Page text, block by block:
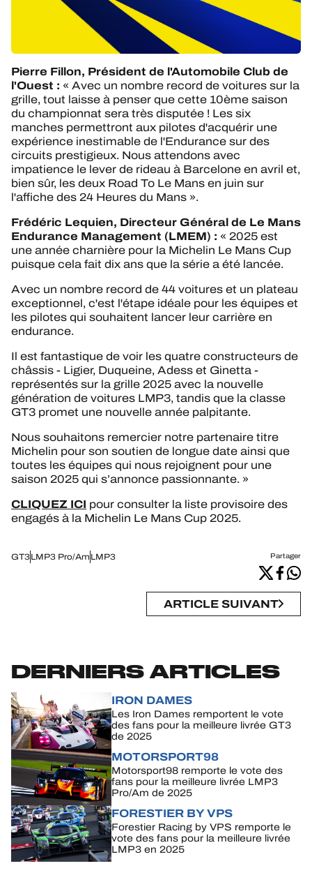
Pierre Fillon, Président de l'Automobile Club de
l'Ouest : « Avec un nombre record de voitures sur la
grille, tout laisse à penser que cette 10ème saison
du championnat sera très disputée ! Les six
manches permettront aux pilotes d'acquérir une
expérience inestimable de l'Endurance sur des
circuits prestigieux. Nous attendons avec
impatience le lever de rideau à Barcelone en avril et,
bien sûr, les deux Road To Le Mans en juin sur
l'affiche des 24 Heures du Mans ».
Frédéric Lequien, Directeur Général de Le Mans
Endurance Management (LMEM) : « 2025 est
une année charnière pour la Michelin Le Mans Cup
puisque cela fait dix ans que la série a été lancée.
Avec un nombre record de 44 voitures et un plateau
exceptionnel, c'est l'étape idéale pour les équipes et
les pilotes qui souhaitent lancer leur carrière en
endurance.
Il est fantastique de voir les quatre constructeurs de
châssis - Ligier, Duqueine, Adess et Ginetta -
représentés sur la grille 2025 avec la nouvelle
génération de voitures LMP3, tandis que la classe
GT3 promet une nouvelle année palpitante.
Nous souhaitons remercier notre partenaire titre
Michelin pour son soutien de longue date ainsi que
toutes les équipes qui nous rejoignent pour une
saison 2025 qui s’annonce passionnante. »
CLIQUEZ ICI pour consulter la liste provisoire des
engagés à la Michelin Le Mans Cup 2025.
GT3LMP3 Pro/AmLMP3 Partager
ARTICLE SUIVANT
DERNIERS ARTICLES
IRON DAMES
Les Iron Dames remportent le vote
des fans pour la meilleure livrée GT3
de 2025
MOTORSPORT98
Motorsport98 remporte le vote des
fans pour la meilleure livrée LMP3
Pro/Am de 2025
FORESTIER BY VPS
Forestier Racing by VPS remporte le
vote des fans pour la meilleure livrée
LMP3 en 2025